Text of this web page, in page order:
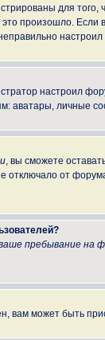
для
произошло.
настроил
личные
, вы сможете
отключало от
пребывание на
вам может быть